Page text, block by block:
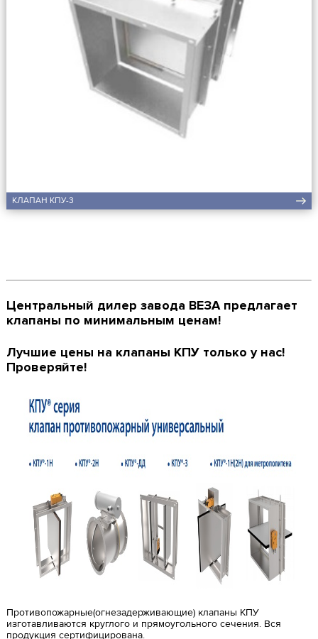
КЛАПАН КПУ-3
Центральный дилер завода ВЕЗА предлагает
клапаны по минимальным ценам!
Лучшие цены на клапаны КПУ только у нас!
Проверяйте!
Противопожарные(огнезадерживающие) клапаны КПУ
изготавливаются круглого и прямоугольного сечения. Вся
продукция сертифицирована.